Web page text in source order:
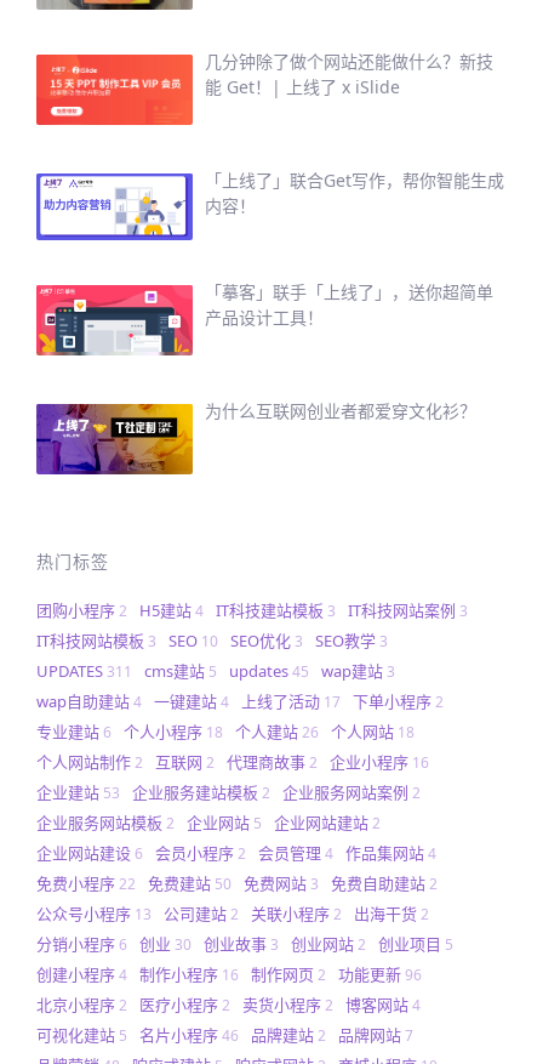
几分钟除了做个网站还能做什么？新技
能 Get！| 上线了 x iSlide
「上线了」联合Get写作，帮你智能生成
内容！
「摹客」联手「上线了」，送你超简单
产品设计工具！
为什么互联网创业者都爱穿文化衫？
热门标签
团购小程序2 H5建站4 IT科技建站模板 3 IT科技网站案例 3
IT科技网站模板 3 SEO 10 SEO优化 3 SEO教学 3
UPDATES 311 cms建站 5 updates45 wap建站 3
wap自助建站4 一键建站4 上线了活动 17 下单小程序2
专业建站6 个人小程序 18 个人建站26 个人网站 18
个人网站制作2 互联网 2 代理商故事2 企业小程序 16
企业建站 53 企业服务建站模板 2 企业服务网站案例 2
企业服务网站模板 2 企业网站 5 企业网站建站2
企业网站建设6 会员小程序2 会员管理 4 作品集网站4
免费小程序22 免费建站 50 免费网站 3 免费自助建站2
公众号小程序 13 公司建站2 关联小程序2 出海干货2
分销小程序6 创业 30 创业故事 3 创业网站2 创业项目 5
创建小程序4 制作小程序 16 制作网页 2 功能更新96
北京小程序2 医疗小程序2 卖货小程序2 博客网站4
可视化建站 5 名片小程序46 品牌建站2 品牌网站7